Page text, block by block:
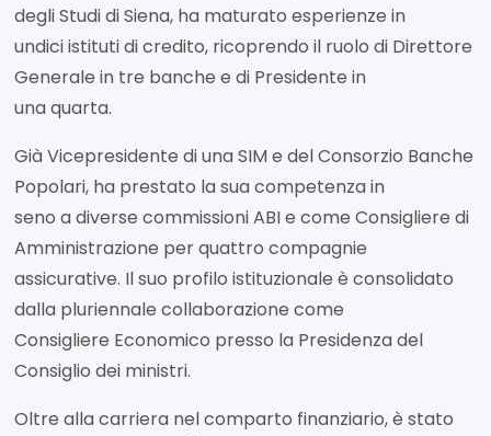
degli Studi di Siena, ha maturato esperienze in
undici istituti di credito, ricoprendo il ruolo di Direttore
Generale in tre banche e di Presidente in
una quarta.
Già Vicepresidente di una SIM e del Consorzio Banche
Popolari, ha prestato la sua competenza in
seno a diverse commissioni ABI e come Consigliere di
Amministrazione per quattro compagnie
assicurative. Il suo profilo istituzionale è consolidato
dalla pluriennale collaborazione come
Consigliere Economico presso la Presidenza del
Consiglio dei ministri.
Oltre alla carriera nel comparto finanziario, è stato